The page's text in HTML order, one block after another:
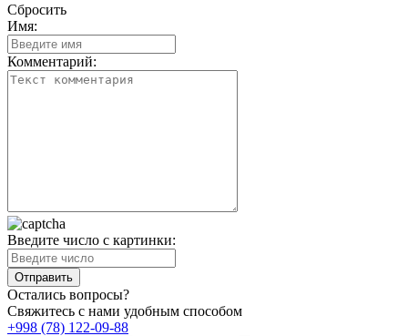
Сбросить
Имя:
Комментарий:
Введите число с картинки:
Остались вопросы?
Свяжитесь с нами удобным способом
+998 (78) 122-09-88